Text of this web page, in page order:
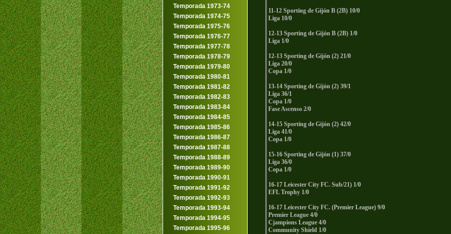
Temporada 1973-74
Temporada 1974-75
Temporada 1975-76
Temporada 1976-77
Temporada 1977-78
Temporada 1978-79
Temporada 1979-80
Temporada 1980-81
Temporada 1981-82
Temporada 1982-83
Temporada 1983-84
Temporada 1984-85
Temporada 1985-86
Temporada 1986-87
Temporada 1987-88
Temporada 1988-89
Temporada 1989-90
Temporada 1990-91
Temporada 1991-92
Temporada 1992-93
Temporada 1993-94
Temporada 1994-95
Temporada 1995-96
11-12 Sporting de Gijón B (2B) 10/0
Liga 10/0
12-13 Sporting de Gijón B (2B) 1/0
Liga 1/0
12-13 Sporting de Gijón (2) 21/0
Liga 20/0
Copa 1/0
13-14 Sporting de Gijón (2) 39/1
Liga 36/1
Copa 1/0
Fase Ascenso 2/0
14-15 Sporting de Gijón (2) 42/0
Liga 41/0
Copa 1/0
15-16 Sporting de Gijón (1) 37/0
Liga 36/0
Copa 1/0
16-17 Leicester City FC. Sub/21) 1/0
EFL Trophy 1/0
16-17 Leicester City FC. (Premier League) 9/0
Premier League 4/0
Cjampions League 4/0
Community Shield 1/0